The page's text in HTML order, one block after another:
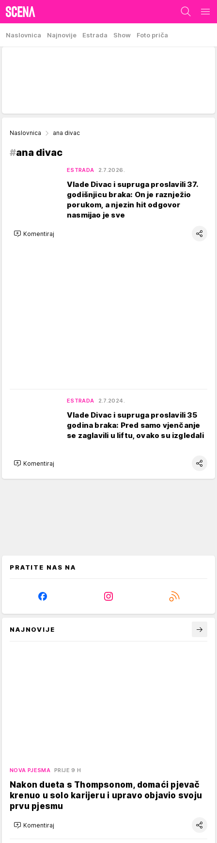
Naslovnica Najnovije Estrada Show Foto priča
Naslovnica ana divac
#ana divac
ESTRADA 2.7.2026.
Vlade Divac i supruga proslavili 37.
godišnjicu braka: On je raznježio
porukom, a njezin hit odgovor
nasmijao je sve
Komentiraj
ESTRADA 2.7.2024.
Vlade Divac i supruga proslavili 35
godina braka: Pred samo vjenčanje
se zaglavili u liftu, ovako su izgledali
Komentiraj
PRATITE NAS NA
NAJNOVIJE
NOVA PJESMA PRIJE 9 H
Nakon dueta s Thompsonom, domaći pjevač
krenuo u solo karijeru i upravo objavio svoju
prvu pjesmu
Komentiraj